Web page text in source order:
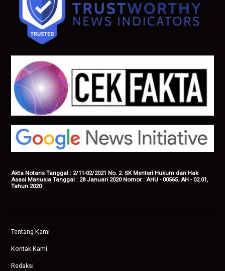
Akta Notaris Tanggal : 2/11-02/2021 No. 2. SK Menteri Hukum dan Hak
Asasi Manusia Tanggal : 28 Januari 2020 Nomor : AHU - 00565. AH - 02.01,
Tahun 2020
Tentang Kami
Kontak Kami
Redaksi